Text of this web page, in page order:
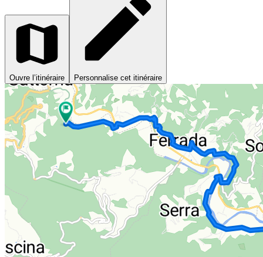
Ouvre l’itinéraire Personnalise cet itinéraire